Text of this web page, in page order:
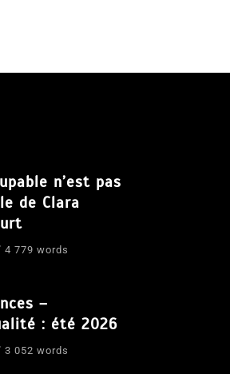
n’est pas
de Clara
4 779 words
–
: été 2026
3 052 words